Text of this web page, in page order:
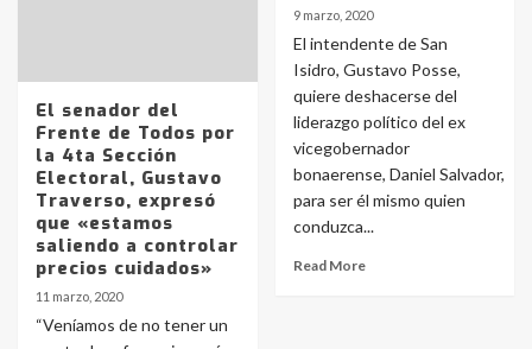
El senador del
Frente de Todos por
la 4ta Sección
Electoral, Gustavo
Traverso, expresó
que «estamos
saliendo a controlar
precios cuidados»
11 marzo, 2020
“Veníamos de no tener un
9 marzo, 2020
El intendente de San
Isidro, Gustavo Posse,
quiere deshacerse del
liderazgo político del ex
vicegobernador
bonaerense, Daniel Salvador,
para ser él mismo quien
conduzca...
Read More
Identidad de los adolescentes
pampeanos que fueron
protagonistas del fatal accidente
en la mañana del lunes
4
Accidente en Ruta 5: falleció un
joven de Trenque Lauquen
Los precios de los combustibles en
La Pampa, desde YPF hasta Axion